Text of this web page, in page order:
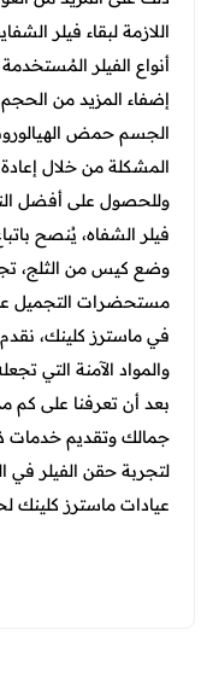
أنواع الفيلر
إضفاء المزيد من
الجسم حمض
المشكلة من خلال
وللحصول على أفضل
فيلر الشفاه، يُنصح
وضع كيس من الثلج،
مستحضرات التجميل
في ماسترز كلينك،
والمواد الآمنة التي
بعد أن تعرفنا على كم
جمالك وتقديم خدمات
لتجربة حقن الفيلر في
عيادات ماسترز كلينك